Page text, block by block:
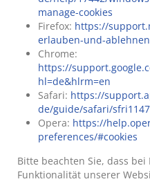
manage-cookies
Firefox: https://
erlauben-und-ablehnen
Chrome:
https://
hl=de&hlrm=en
Safari: https://
de/guide/safari/
Opera: https://
preferences/#cookies
Bitte beachten Sie, dass
Funktionalität unserer